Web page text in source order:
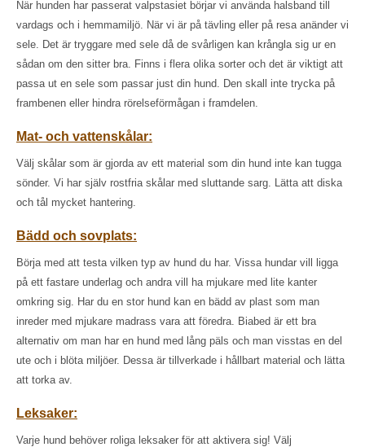
När hunden har passerat valpstasiet börjar vi använda halsband till
vardags och i hemmamiljö. När vi är på tävling eller på resa anänder vi
sele. Det är tryggare med sele då de svårligen kan krångla sig ur en
sådan om den sitter bra. Finns i flera olika sorter och det är viktigt att
passa ut en sele som passar just din hund. Den skall inte trycka på
frambenen eller hindra rörelseförmågan i framdelen.
Mat- och vattenskålar:
Välj skålar som är gjorda av ett material som din hund inte kan tugga
sönder. Vi har själv rostfria skålar med sluttande sarg. Lätta att diska
och tål mycket hantering.
Bädd och sovplats:
Börja med att testa vilken typ av hund du har. Vissa hundar vill ligga
på ett fastare underlag och andra vill ha mjukare med lite kanter
omkring sig. Har du en stor hund kan en bädd av plast som man
inreder med mjukare madrass vara att föredra. Biabed är ett bra
alternativ om man har en hund med lång päls och man visstas en del
ute och i blöta miljöer. Dessa är tillverkade i hållbart material och lätta
att torka av.
Leksaker:
Varje hund behöver roliga leksaker för att aktivera sig! Välj